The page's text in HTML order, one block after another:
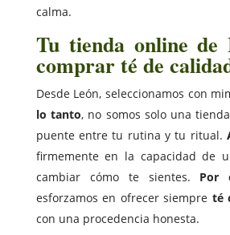
calma.
Tu tienda online de
comprar té de
Desde León, seleccionamos con
lo tanto, no somos solo una
puente entre tu rutina y tu ritual.
firmemente en la capacidad de
cambiar cómo te sientes. Por
esforzamos en ofrecer siempre té
con una procedencia honesta.